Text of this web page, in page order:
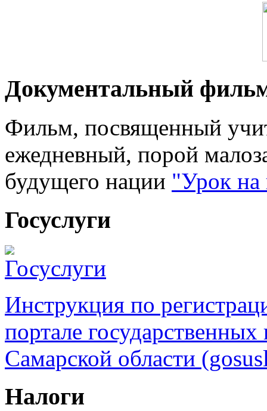
Документальный
Фильм, посвященный
ежедневный, порой
будущего нации "Урок
Госуслуги
Инструкция по
портале
Самарской области
Налоги